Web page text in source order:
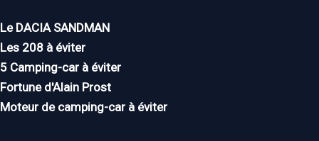
Le DACIA SANDMAN
Les 208 à éviter
5 Camping-car à éviter
Fortune d'Alain Prost
Moteur de camping-car à éviter